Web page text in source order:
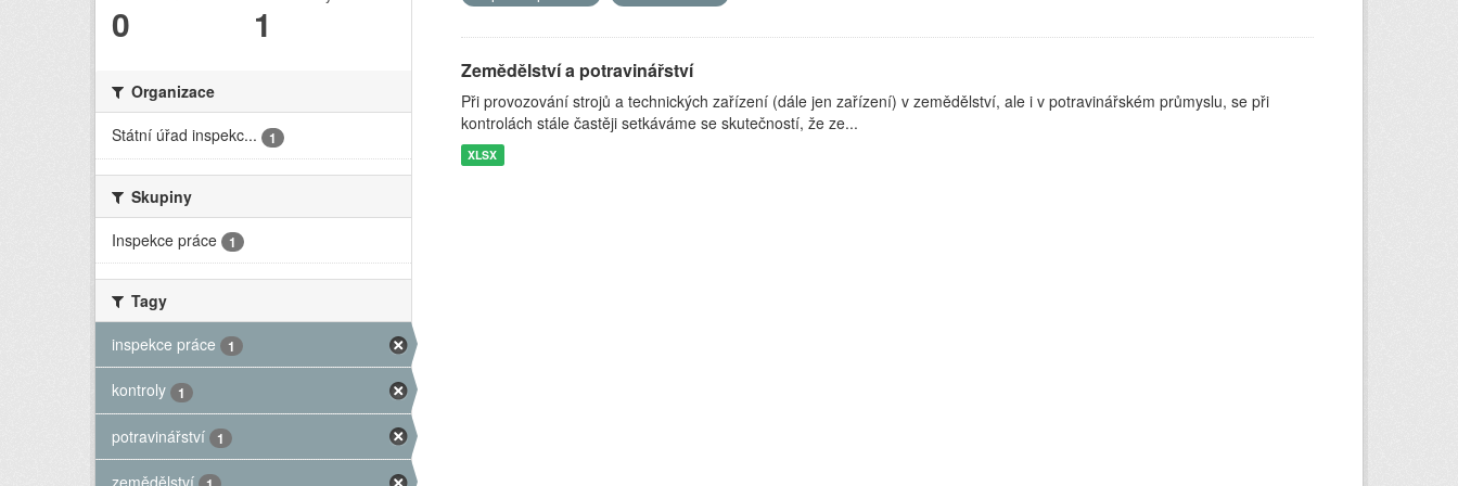
0 1
Organizace
Státní úřad inspekc...
1
Skupiny
Inspekce práce
1
Tagy
inspekce práce
1
kontroly 1
potravinářství 1
zemědělství
Zemědělství a potravinářství
Při provozování strojů a technických zařízení (dále jen zařízení) v zemědělství, ale i v potravinářském průmyslu, se při
kontrolách stále častěji setkáváme se skutečností, že ze...
XLSX